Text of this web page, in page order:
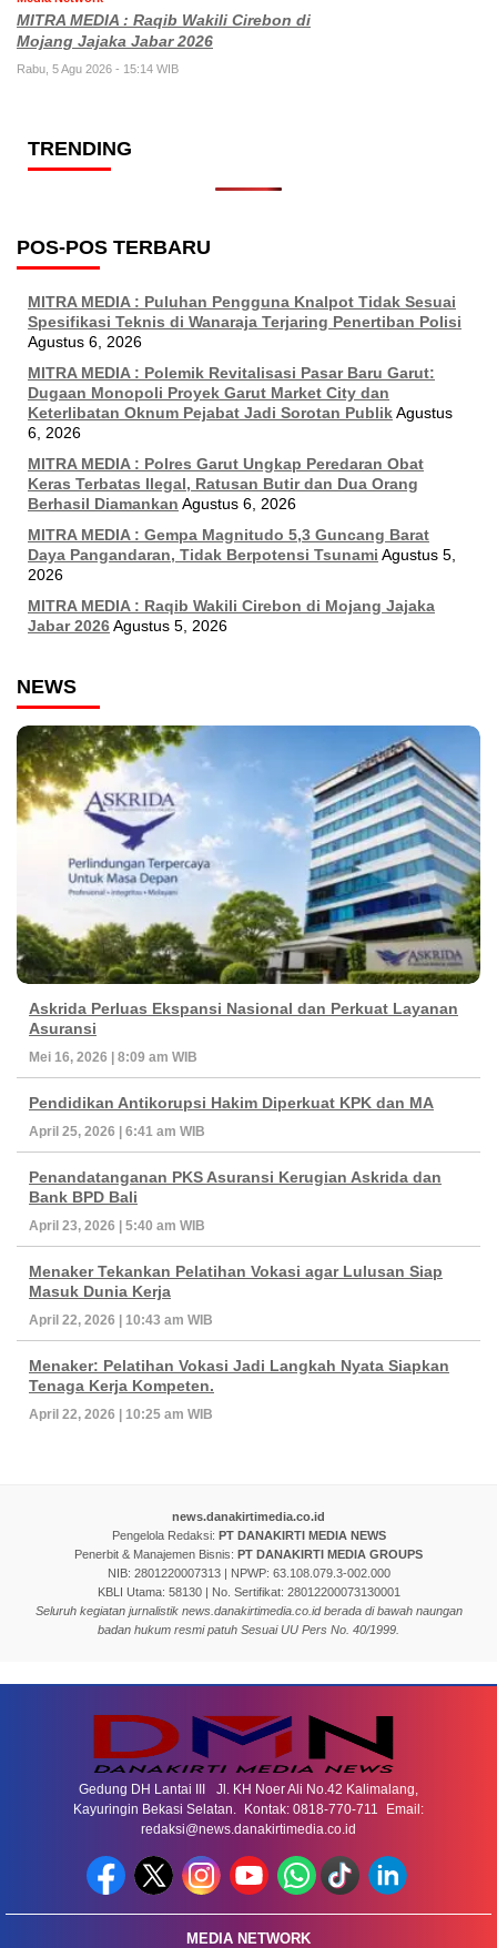
MITRA MEDIA : Raqib Wakili Cirebon di
Mojang Jajaka Jabar 2026
Rabu, 5 Agu 2026 - 15:14 WIB
TRENDING
POS-POS TERBARU
MITRA MEDIA : Puluhan Pengguna Knalpot Tidak Sesuai
Spesifikasi Teknis di Wanaraja Terjaring Penertiban Polisi
Agustus 6, 2026
MITRA MEDIA : Polemik Revitalisasi Pasar Baru Garut:
Dugaan Monopoli Proyek Garut Market City dan
Keterlibatan Oknum Pejabat Jadi Sorotan PublikAgustus
6, 2026
MITRA MEDIA : Polres Garut Ungkap Peredaran Obat
Keras Terbatas Ilegal, Ratusan Butir dan Dua Orang
Berhasil Diamankan Agustus 6, 2026
MITRA MEDIA : Gempa Magnitudo 5,3 Guncang Barat
Daya Pangandaran, Tidak Berpotensi Tsunami Agustus 5,
2026
MITRA MEDIA : Raqib Wakili Cirebon di Mojang Jajaka
Jabar 2026Agustus 5, 2026
NEWS
Askrida Perluas Ekspansi Nasional dan Perkuat Layanan
Asuransi
Mei 16, 2026 | 8:09 am WIB
Pendidikan Antikorupsi Hakim Diperkuat KPK dan MA
April 25, 2026 | 6:41 am WIB
Penandatanganan PKS Asuransi Kerugian Askrida dan
Bank BPD Bali
April 23, 2026 | 5:40 am WIB
Menaker Tekankan Pelatihan Vokasi agar Lulusan Siap
Masuk Dunia Kerja
April 22, 2026 | 10:43 am WIB
Menaker: Pelatihan Vokasi Jadi Langkah Nyata Siapkan
Tenaga Kerja Kompeten.
April 22, 2026 | 10:25 am WIB
news.danakirtimedia.co.id
Pengelola Redaksi: PT DANAKIRTI MEDIA NEWS
Penerbit & Manajemen Bisnis: PT DANAKIRTI MEDIA GROUPS
NIB: 2801220007313 | NPWP: 63.108.079.3-002.000
KBLI Utama: 58130 | No. Sertifikat: 28012200073130001
Seluruh kegiatan jurnalistik news.danakirtimedia.co.id berada di bawah naungan
badan hukum resmi patuh Sesuai UU Pers No. 40/1999.
Gedung DH Lantai III Jl. KH Noer Ali No.42 Kalimalang,
Kayuringin Bekasi Selatan. Kontak: 0818-770-711 Email:
redaksi@news.danakirtimedia.co.id
MEDIA NETWORK